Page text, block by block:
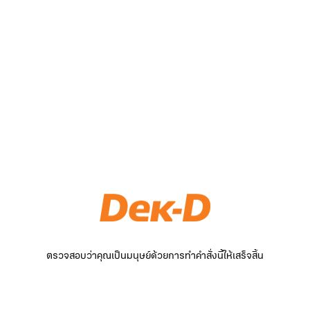
ตรวจสอบว่าคุณเป็นมนุษย์ด้วยการทำคำสั่งนี้ให้เสร็จสิ้น